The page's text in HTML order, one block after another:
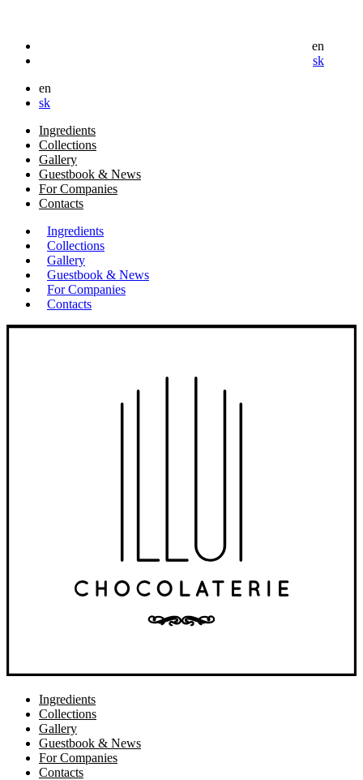
en
sk
en
sk
Ingredients
Collections
Gallery
Guestbook & News
For Companies
Contacts
Ingredients
Collections
Gallery
Guestbook & News
For Companies
Contacts
Ingredients
Collections
Gallery
Guestbook & News
For Companies
Contacts